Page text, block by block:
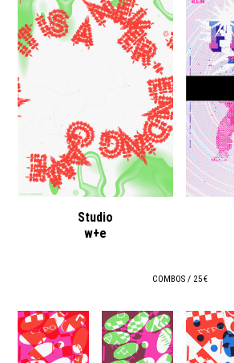
Studio
w+e
COMBOS / 25 €